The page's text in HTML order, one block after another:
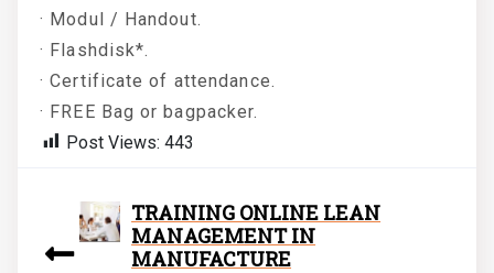
· Modul / Handout.
· Flashdisk*.
· Certificate of attendance.
· FREE Bag or bagpacker.
Post Views: 443
TRAINING ONLINE LEAN
MANAGEMENT IN
MANUFACTURE